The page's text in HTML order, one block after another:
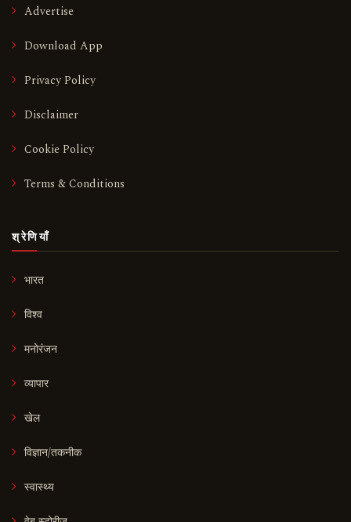
Advertise
Download App
Privacy Policy
Disclaimer
Cookie Policy
Terms & Conditions
श्रेणियाँ
भारत
विश्व
मनोरंजन
व्यापार
खेल
विज्ञान/तकनीक
स्वास्थ्य